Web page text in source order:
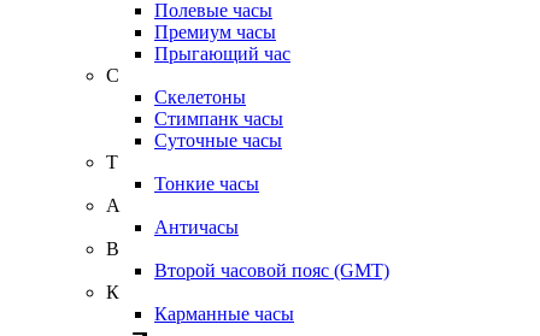
Полевые часы
Премиум часы
Прыгающий час
С
Скелетоны
Стимпанк часы
Суточные часы
Т
Тонкие часы
А
Античасы
В
Второй часовой пояс (GMT)
К
Карманные часы